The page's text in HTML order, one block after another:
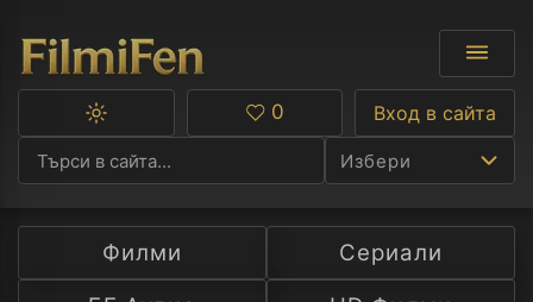
Избери
Ф
Превключване
тъмна
тема
Любими
0 Вход в сайта
Филми
Сериали